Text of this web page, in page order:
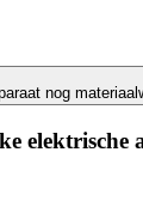
nog
elektrische